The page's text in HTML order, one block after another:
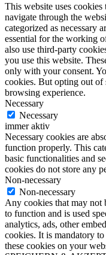
This website uses
navigate through the
categorized as necessary
essential for the working
also use third-party
you use this website.
only with your consent.
cookies. But opting out of
browsing experience.
Necessary
Necessary
immer aktiv
Necessary cookies are
function properly. This
basic functionalities and
cookies do not store any
Non-necessary
Non-necessary
Any cookies that may not
to function and is used
analytics, ads, other
cookies. It is mandatory
these cookies on your